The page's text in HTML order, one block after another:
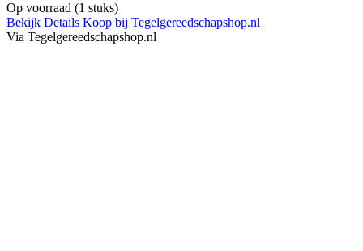
Op voorraad (1 stuks)
Bekijk Details Koop bij Tegelgereedschapshop.nl
Via Tegelgereedschapshop.nl